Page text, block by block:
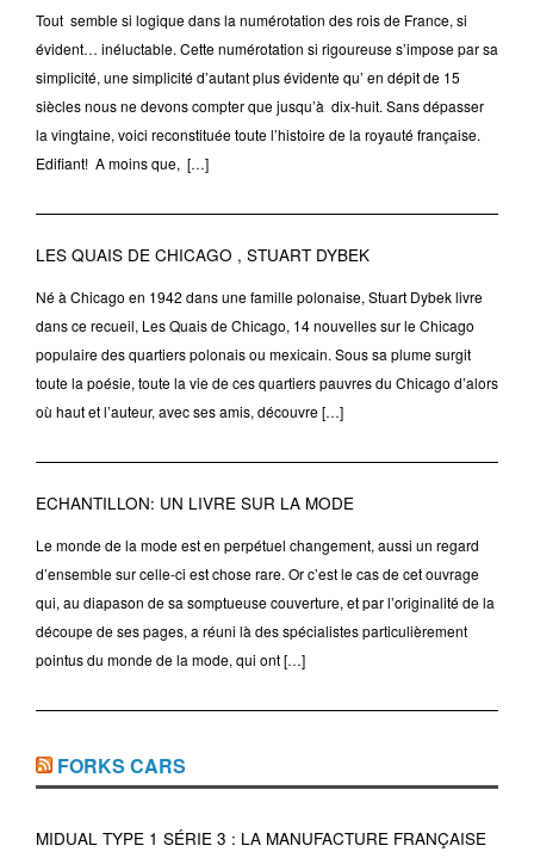
Tout semble si logique dans la numérotation des rois de France, si
évident… inéluctable. Cette numérotation si rigoureuse s’impose par sa
simplicité, une simplicité d’autant plus évidente qu’ en dépit de 15
siècles nous ne devons compter que jusqu’à dix-huit. Sans dépasser
la vingtaine, voici reconstituée toute l’histoire de la royauté française.
Edifiant! A moins que, […]
LES QUAIS DE CHICAGO , STUART DYBEK
Né à Chicago en 1942 dans une famille polonaise, Stuart Dybek livre
dans ce recueil, Les Quais de Chicago, 14 nouvelles sur le Chicago
populaire des quartiers polonais ou mexicain. Sous sa plume surgit
toute la poésie, toute la vie de ces quartiers pauvres du Chicago d’alors
où haut et l’auteur, avec ses amis, découvre […]
ECHANTILLON: UN LIVRE SUR LA MODE
Le monde de la mode est en perpétuel changement, aussi un regard
d’ensemble sur celle-ci est chose rare. Or c’est le cas de cet ouvrage
qui, au diapason de sa somptueuse couverture, et par l’originalité de la
découpe de ses pages, a réuni là des spécialistes particulièrement
pointus du monde de la mode, qui ont […]
FORKS CARS
MIDUAL TYPE 1 SÉRIE 3 : LA MANUFACTURE FRANÇAISE